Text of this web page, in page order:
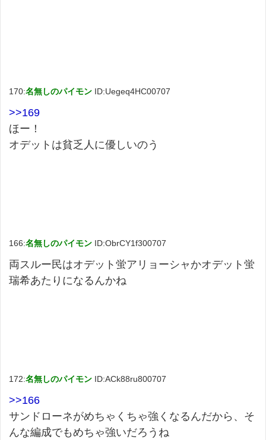
170:名無しのパイモン ID:Uegeq4HC00707
>>169
ほー！
オデットは貧乏人に優しいのう
166:名無しのパイモン ID:ObrCY1f300707
両スルー民はオデット蛍アリョーシャかオデット蛍
瑞希あたりになるんかね
172:名無しのパイモン ID:ACk88ru800707
>>166
サンドローネがめちゃくちゃ強くなるんだから、そ
んな編成でもめちゃ強いだろうね